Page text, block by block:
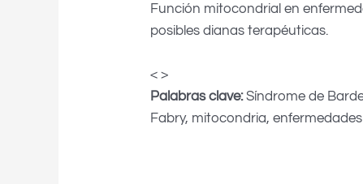
Función mitocondrial en
posibles dianas terapéuticas.
< >
Palabras clave:Síndrome de
Fabry, mitocondria,